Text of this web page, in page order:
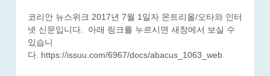
코리안 뉴스위크 2017년 7월 1일자 몬트리올/오타와 인터
넷 신문입니다. 아래 링크를 누르시면 새창에서 보실 수
있습니
다. https://issuu.com/6967/docs/abacus_1063_web